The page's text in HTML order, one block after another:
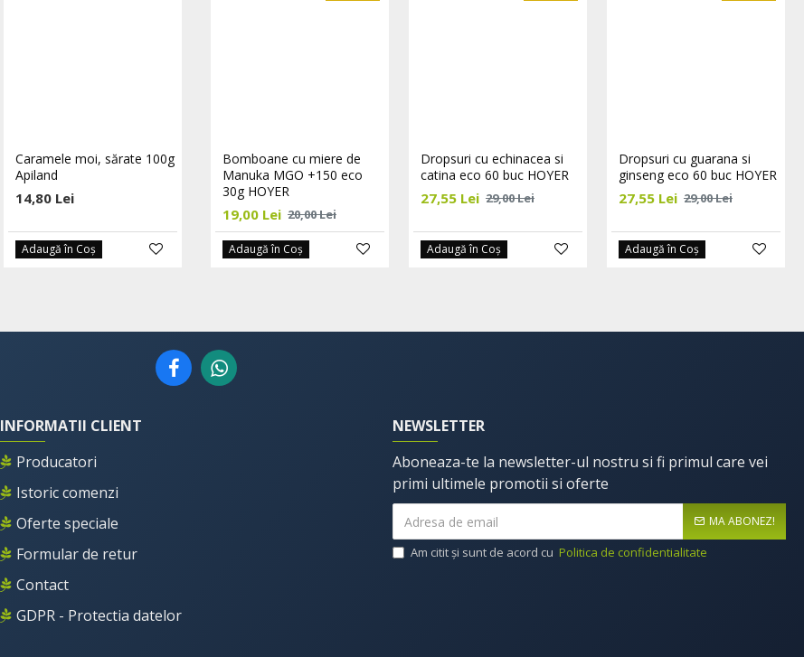
Caramele moi, sărate 100g
Apiland
14,80 Lei
Adaugă în Coş
Dropsuri cu echinacea si
catina eco 60 buc HOYER
27,55 Lei 29,00 Lei
Adaugă în Coş
Dropsuri cu guarana si
ginseng eco 60 buc HOYER
27,55 Lei 29,00 Lei
Adaugă în Coş
Bomboane cu miere de
Manuka MGO +150 eco
30g HOYER
19,00 Lei 20,00 Lei
Adaugă în Coş
Dropsuri cu echinacea si
catina eco 60 buc HOYER
27,55 Lei 29,00 Lei
Adaugă în Coş
Dropsuri cu guarana si
ginseng eco 60 buc HOYER
27,55 Lei 29,00 Lei
Adaugă în Coş
INFORMATII CLIENT
Producatori
Istoric comenzi
Oferte speciale
Formular de retur
Contact
GDPR - Protectia datelor
NEWSLETTER
Aboneaza-te la newsletter-ul nostru si fi primul care vei
primi ultimele promotii si oferte
MA ABONEZ!
Am citit şi sunt de acord cu Politica de confidentialitate